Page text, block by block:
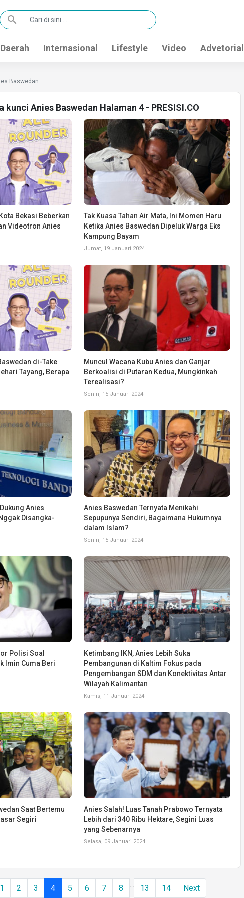
search
Daerah Internasional Lifestyle Video Advetorial
Baswedan
kunci Anies Baswedan Halaman 4 - PRESISI.CO
Bekasi Beberkan
Videotron Anies
Tak Kuasa Tahan Air Mata, Ini Momen Haru
Ketika Anies Baswedan Dipeluk Warga Eks
Kampung Bayam
Jumat, 19 Januari 2024
di-Take
Tayang, Berapa
Muncul Wacana Kubu Anies dan Ganjar
Berkoalisi di Putaran Kedua, Mungkinkah
Terealisasi?
Senin, 15 Januari 2024
Anies
Disangka-
Anies Baswedan Ternyata Menikahi
Sepupunya Sendiri, Bagaimana Hukumnya
dalam Islam?
Senin, 15 Januari 2024
Polisi Soal
Imin Cuma Beri
Ketimbang IKN, Anies Lebih Suka
Pembangunan di Kaltim Fokus pada
Pengembangan SDM dan Konektivitas Antar
Wilayah Kalimantan
Kamis, 11 Januari 2024
Saat Bertemu
Segiri
Anies Salah! Luas Tanah Prabowo Ternyata
Lebih dari 340 Ribu Hektare, Segini Luas
yang Sebenarnya
Selasa, 09 Januari 2024
1 2 3 4 5 6 7 8 ... 13 14 Next